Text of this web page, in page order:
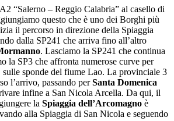
“Salerno – Reggio Calabria” al casello di
questo che è uno dei Borghi più
il percorso in direzione della Spiaggia
dalla SP241 che arriva fino all’altro
. Lasciamo la SP241 che continua
la SP3 che affronta numerose curve per
sulle sponde del fiume Lao. La provinciale 3
l’arrivo, passando perSanta Domenica
infine a San Nicola Arcella. Da qui, il
la Spiaggia dell’Arcomagno è
alla Spiaggia di San Nicola e seguendo